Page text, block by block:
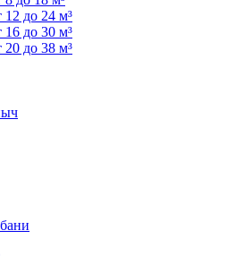
12 до 24 м³
16 до 30 м³
20 до 38 м³